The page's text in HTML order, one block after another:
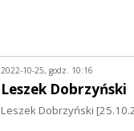
2022-10-25, godz. 10:16
Leszek Dobrzyński
Leszek Dobrzyński